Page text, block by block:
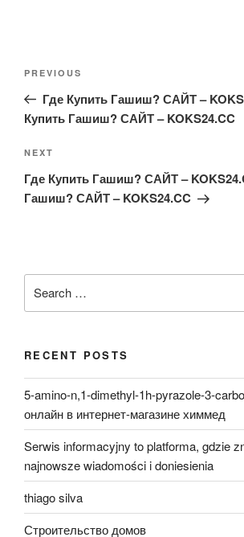
Previous
Post
PREVIOUS
Где Купить Гашиш? САЙТ –
Купить Гашиш? САЙТ – KOKS24.CC
Next
Post
NEXT
Где Купить Гашиш? САЙТ –
Гашиш? САЙТ – KOKS24.CC
for:
RECENT POSTS
5-amino-n,1-dimethyl-1h-pyrazole-3-
онлайн в интернет-магазине химмед
Serwis informacyjny to platforma, gdzie
najnowsze wiadomości i doniesienia
thiago silva
Строительство домов